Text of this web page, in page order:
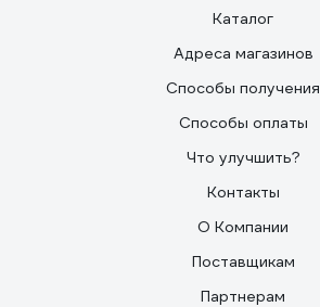
Каталог
Адреса магазинов
Способы получения
Способы оплаты
Что улучшить?
Контакты
О Компании
Поставщикам
Партнерам